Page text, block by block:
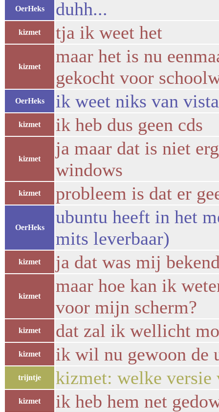
OerHeks duhh...
kizmet tja ik weet het
kizmet
maar het is nu
gekocht voor
OerHeks ik weet niks van vista
kizmet ik heb dus geen cds
kizmet
ja maar dat is niet
windows
kizmet probleem is dat er
OerHeks
ubuntu heeft in het
mits leverbaar)
kizmet ja dat was mij
kizmet
maar hoe kan ik
voor mijn scherm?
kizmet dat zal ik wellicht
kizmet ik wil nu gewoon de
trijntje kizmet: welke versie
kizmet ik heb hem net